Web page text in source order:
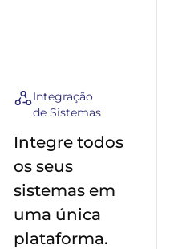
Integração
de Sistemas
Integre todos
os seus
sistemas em
uma única
plataforma.